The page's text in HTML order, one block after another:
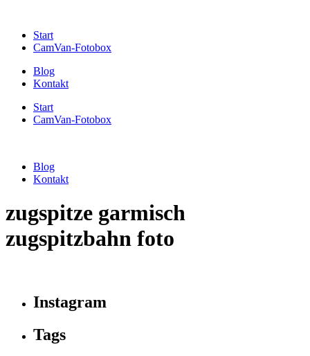
Start
CamVan-Fotobox
Blog
Kontakt
Start
CamVan-Fotobox
Blog
Kontakt
zugspitze garmisch
zugspitzbahn foto
Instagram
Tags